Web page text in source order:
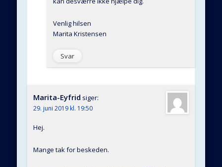
Venlig hilsen
Marita Kristensen
Svar
Marita-Eyfrid siger:
29. juni 2019 kl. 19:50
Hej.
Mange tak for beskeden.